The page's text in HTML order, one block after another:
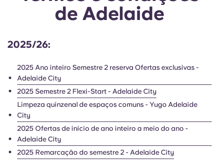
Conta Língua
Chinese
Català
Selecione uma residência
Iniciar sessão
Portuguese
de Adelaide
2025/26:
2025 Ano inteiro Semestre 2 reserva Ofertas exclusivas -
Adelaide City
2025 Semestre 2 Flexi-Start - Adelaide City
Limpeza quinzenal de espaços comuns - Yugo Adelaide
City
2025 Ofertas de início de ano inteiro a meio do ano -
Adelaide City
2025 Remarcação do semestre 2 - Adelaide City